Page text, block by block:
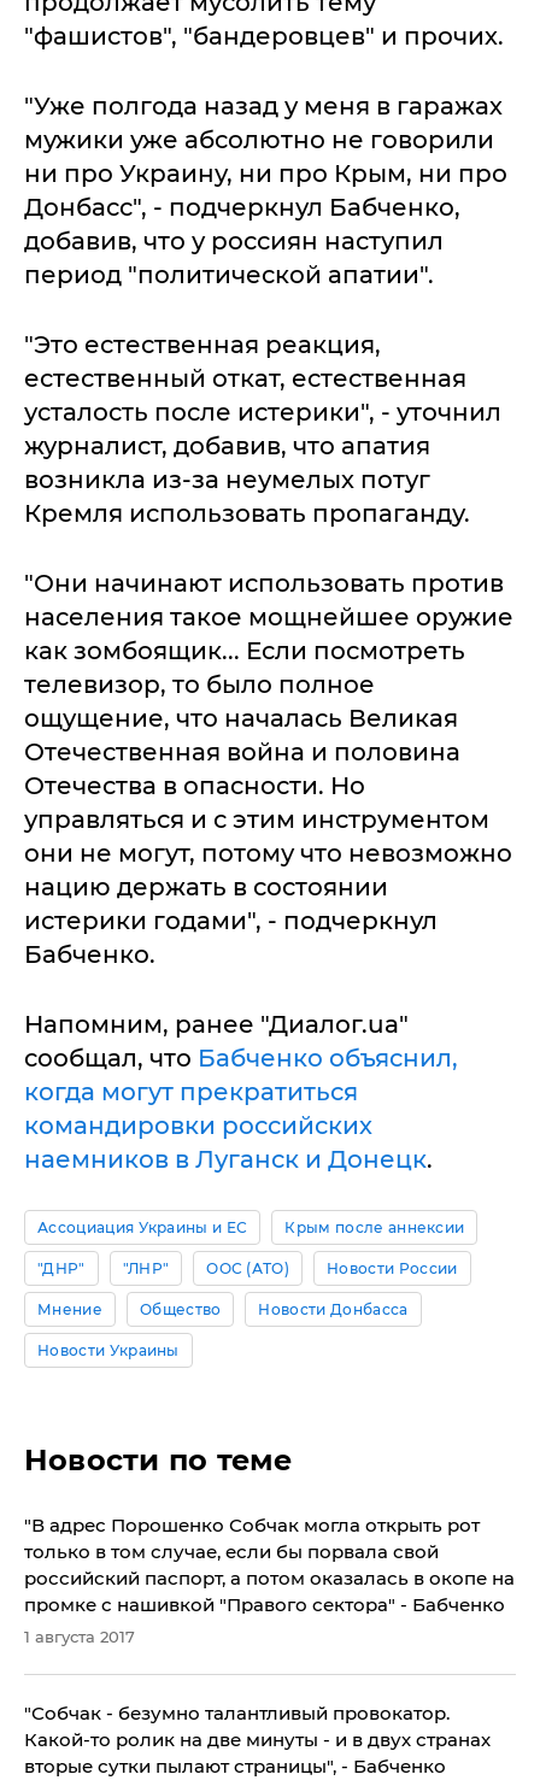
"фашистов", "бандеровцев" и прочих.
"Уже полгода назад у меня в гаражах
мужики уже абсолютно не говорили
ни про Украину, ни про Крым, ни про
Донбасс", - подчеркнул Бабченко,
добавив, что у россиян наступил
период "политической апатии".
"Это естественная реакция,
естественный откат, естественная
усталость после истерики", - уточнил
журналист, добавив, что апатия
возникла из-за неумелых потуг
Кремля использовать пропаганду.
"Они начинают использовать против
населения такое мощнейшее оружие
как зомбоящик... Если посмотреть
телевизор, то было полное
ощущение, что началась Великая
Отечественная война и половина
Отечества в опасности. Но
управляться и с этим инструментом
они не могут, потому что невозможно
нацию держать в состоянии
истерики годами", - подчеркнул
Бабченко.
Напомним, ранее "Диалог.ua"
сообщал, что Бабченко объяснил,
когда могут прекратиться
командировки российских
наемников в Луганск и Донецк.
Ассоциация Украины и ЕС Крым после аннексии
"ДНР" "ЛНР" ООС (АТО) Новости России
Мнение Общество Новости Донбасса
Новости Украины
Новости по теме
"В адрес Порошенко Собчак могла открыть рот
только в том случае, если бы порвала свой
российский паспорт, а потом оказалась в окопе на
промке с нашивкой "Правого сектора" - Бабченко
1 августа 2017
"Собчак - безумно талантливый провокатор.
Какой-то ролик на две минуты - и в двух странах
вторые сутки пылают страницы", - Бабченко